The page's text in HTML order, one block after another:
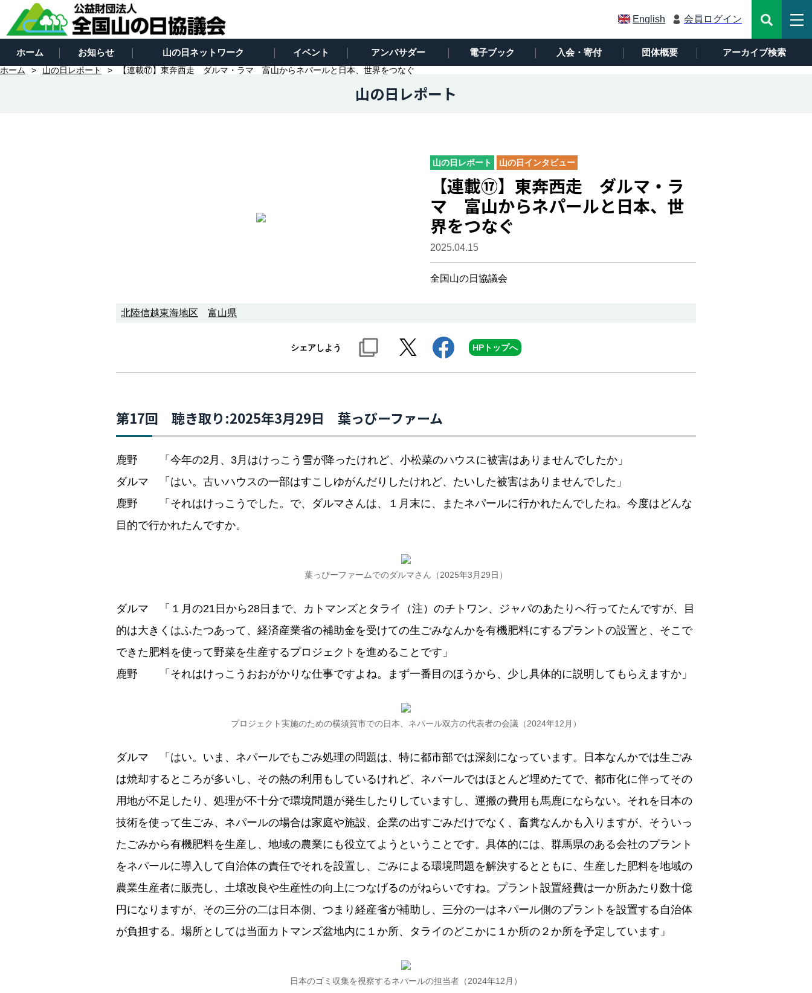
English 会員ログイン
ホーム お知らせ 山の日ネットワーク イベント アンバサダー 電子ブック 入会・寄付 団体概要 アーカイブ検索
ホーム 山の日レポート 【連載⑰】東奔西走 ダルマ・ラマ 富山からネパールと日本、世界をつなぐ
山の日レポート
山の日レポート 山の日インタビュー
【連載⑰】東奔西走 ダルマ・ラ
マ 富山からネパールと日本、世
界をつなぐ
2025.04.15
全国山の日協議会
北陸信越東海地区 富山県
シェアしよう HPトップへ
第17回 聴き取り:2025年3月29日 葉っぴーファーム
鹿野 「今年の2月、3月はけっこう雪が降ったけれど、小松菜のハウスに被害はありませんでしたか」
ダルマ 「はい。古いハウスの一部はすこしゆがんだりしたけれど、たいした被害はありませんでした」
鹿野 「それはけっこうでした。で、ダルマさんは、１月末に、またネパールに行かれたんでしたね。今度はどんな
目的で行かれたんですか。
葉っぴーファームでのダルマさん（2025年3月29日）
ダルマ 「１月の21日から28日まで、カトマンズとタライ（注）のチトワン、ジャパのあたりへ行ってたんですが、目
的は大きくはふたつあって、経済産業省の補助金を受けての生ごみなんかを有機肥料にするプラントの設置と、そこで
できた肥料を使って野菜を生産するプロジェクトを進めることです」
鹿野 「それはけっこうおおがかりな仕事ですよね。まず一番目のほうから、少し具体的に説明してもらえますか」
プロジェクト実施のための横須賀市での日本、ネパール双方の代表者の会議（2024年12月）
ダルマ 「はい。いま、ネパールでもごみ処理の問題は、特に都市部では深刻になっています。日本なんかでは生ごみ
は焼却するところが多いし、その熱の利用もしているけれど、ネパールではほとんど埋めたてで、都市化に伴ってその
用地が不足したり、処理が不十分で環境問題が発生したりしていますし、運搬の費用も馬鹿にならない。それを日本の
技術を使って生ごみ、ネパールの場合は家庭や施設、企業の出すごみだけでなく、畜糞なんかも入りますが、そういっ
たごみから有機肥料を生産し、地域の農業にも役立てようということです。具体的には、群馬県のある会社のプラント
をネパールに導入して自治体の責任でそれを設置し、ごみによる環境問題を解決するとともに、生産した肥料を地域の
農業生産者に販売し、土壌改良や生産性の向上につなげるのがねらいですね。プラント設置経費は一か所あたり数十億
円になりますが、その三分の二は日本側、つまり経産省が補助し、三分の一はネパール側のプラントを設置する自治体
が負担する。場所としては当面カトマンズ盆地内に１か所、タライのどこかに１か所の２か所を予定しています」
日本のゴミ収集を視察するネパールの担当者（2024年12月）